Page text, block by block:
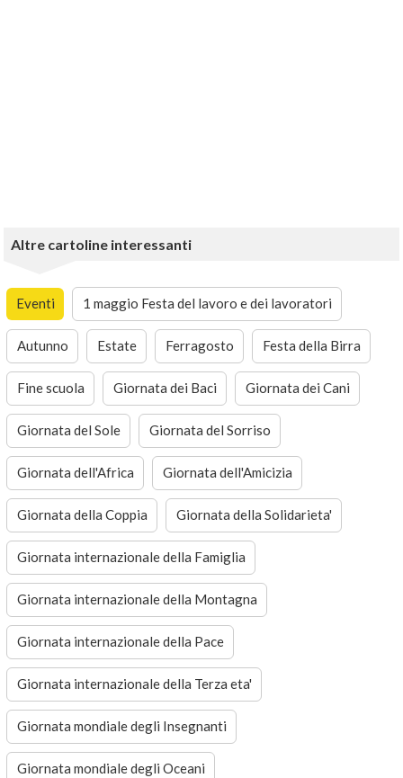
Altre cartoline interessanti
Eventi 1 maggio Festa del lavoro e dei lavoratori
Autunno Estate Ferragosto Festa della Birra
Fine scuola Giornata dei Baci Giornata dei Cani
Giornata del Sole Giornata del Sorriso
Giornata dell'Africa Giornata dell'Amicizia
Giornata della Coppia Giornata della Solidarieta'
Giornata internazionale della Famiglia
Giornata internazionale della Montagna
Giornata internazionale della Pace
Giornata internazionale della Terza eta'
Giornata mondiale degli Insegnanti
Giornata mondiale degli Oceani